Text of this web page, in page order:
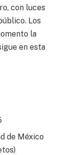
con luces
Los
la
en esta
de México